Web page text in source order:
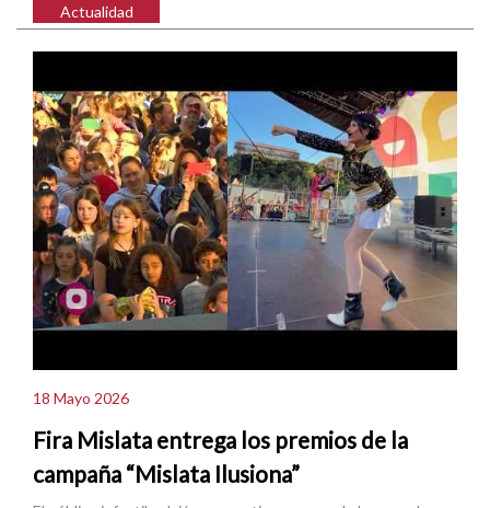
Actualidad
18 Mayo 2026
Fira Mislata entrega los premios de la
campaña “Mislata Ilusiona”